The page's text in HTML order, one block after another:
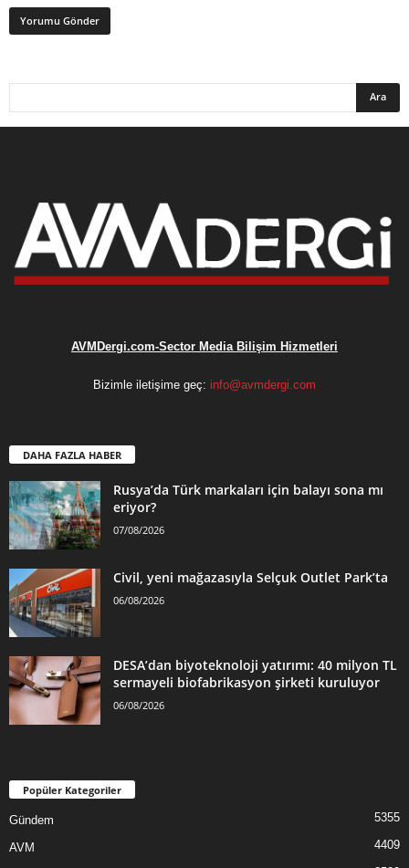
AVMDergi.com-Sector Media Bilişim Hizmetleri
Bizimle iletişime geç: info@avmdergi.com
DAHA FAZLA HABER
Rusya’da Türk markaları için balayı sona mı
eriyor?
07/08/2026
Civil, yeni mağazasıyla Selçuk Outlet Park’ta
06/08/2026
DESA’dan biyoteknoloji yatırımı: 40 milyon TL
sermayeli biofabrikasyon şirketi kuruluyor
06/08/2026
Popüler Kategoriler
Gündem 5355
AVM
4409